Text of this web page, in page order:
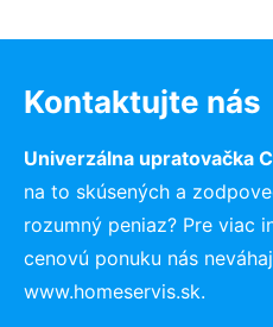
Kontaktujte nás
Univerzálna upratovačka
na to skúsených a
rozumný peniaz? Pre viac
cenovú ponuku nás
www.homeservis.sk.